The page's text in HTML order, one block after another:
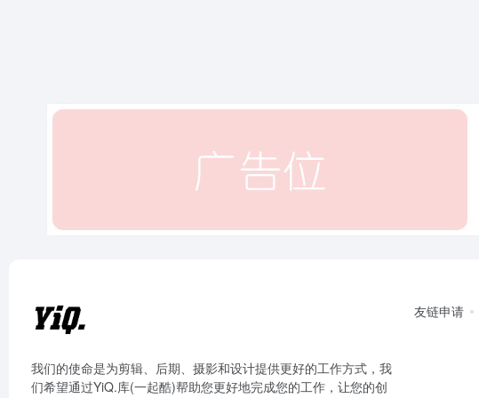
我们的使命是为剪辑、后期、摄影和设计提供更好的工作方式，我
们希望通过YiQ.库(一起酷)帮助您更好地完成您的工作，让您的创
友链申请